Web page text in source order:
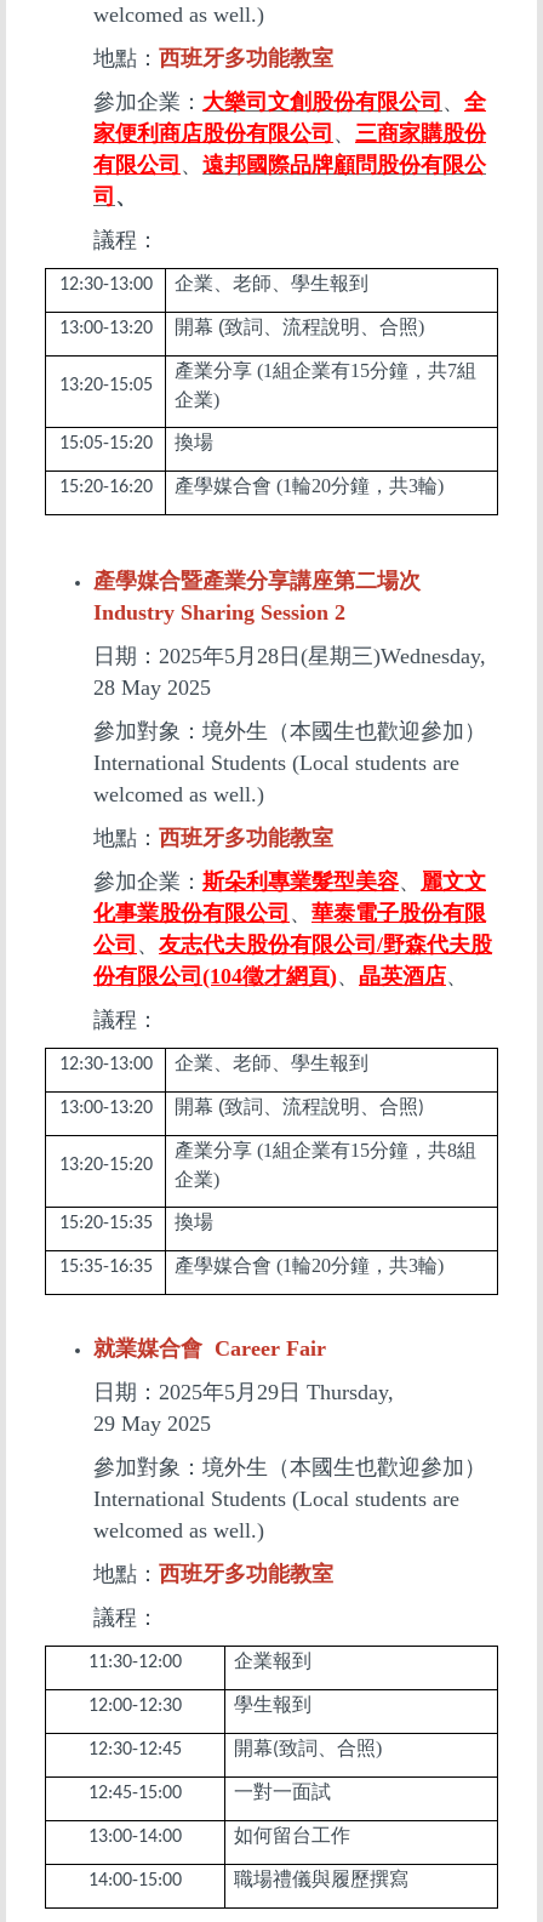
welcomed as well.)
地點： 西班牙多功能教室
參加企業： 大樂司文創股份有限公司 、 全
家便利商店股份有限公司 、 三商家購股份
有限公司 、 遠邦國際品牌顧問股份有限公
司 、
議程：
12:30-13:00 企業、老師、學生報到
13:00-13:20 開幕 (致詞、流程說明、合照)
13:20-15:05
產業分享 (1組企業有15分鐘，共7組
企業)
15:05-15:20 換場
15:20-16:20 產學媒合會 (1輪20分鐘，共3輪)
產學媒合暨產業分享講座第二場次
Industry Sharing Session 2
日期：2025年5月28日(星期三)Wednesday,
28 May 2025
參加對象：境外生（本國生也歡迎參加）
International Students (Local students are
welcomed as well.)
地點： 西班牙多功能教室
參加企業： 斯朵利專業髮型美容、 麗文文
化事業股份有限公司 、 華泰電子股份有限
公司 、 友志代夫股份有限公司/野森代夫股
份有限公司(104徵才網頁)、 晶英酒店、
議程：
12:30-13:00 企業、老師、學生報到
13:00-13:20 開幕 (致詞、流程說明、合照)
13:20-15:20
產業分享 (1組企業有15分鐘，共8組
企業)
15:20-15:35 換場
15:35-16:35 產學媒合會 (1輪20分鐘，共3輪)
就業媒合會 Career Fair
日期：2025年5月29日 Thursday,
29 May 2025
參加對象：境外生（本國生也歡迎參加）
International Students (Local students are
welcomed as well.)
地點： 西班牙多功能教室
議程：
11:30-12:00 企業報到
12:00-12:30 學生報到
12:30-12:45 開幕(致詞、合照)
12:45-15:00 一對一面試
13:00-14:00 如何留台工作
14:00-15:00 職場禮儀與履歷撰寫